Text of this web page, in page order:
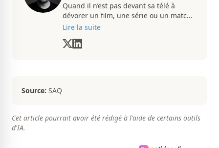
Quand il n’est pas devant sa télé à
dévorer un film, une série ou un match
du CH, Esad transmet avec passion
diverses nouvelles que ça soit dans le
Lire la suite
Source: SAQ
Cet article pourrait avoir été rédigé à l'aide de certains outils
d'IA.